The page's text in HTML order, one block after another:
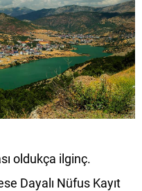
oldukça ilginç.
Dayalı Nüfus Kayıt